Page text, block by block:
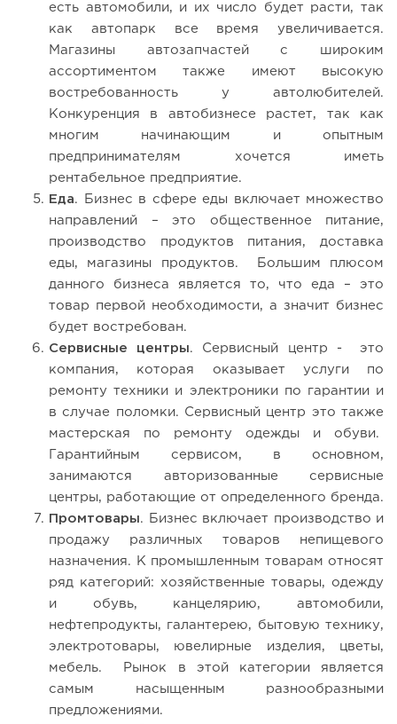
есть автомобили, и их число будет расти, так
как автопарк все время увеличивается.
Магазины автозапчастей с широким
ассортиментом также имеют высокую
востребованность у автолюбителей.
Конкуренция в автобизнесе растет, так как
многим начинающим и опытным
предпринимателям хочется иметь
рентабельное предприятие.
Еда . Бизнес в сфере еды включает множество
направлений – это общественное питание,
производство продуктов питания, доставка
еды, магазины продуктов. Большим плюсом
данного бизнеса является то, что еда – это
товар первой необходимости, а значит бизнес
будет востребован.
Сервисные центры . Сервисный центр - это
компания, которая оказывает услуги по
ремонту техники и электроники по гарантии и
в случае поломки. Сервисный центр это также
мастерская по ремонту одежды и обуви.
Гарантийным сервисом, в основном,
занимаются авторизованные сервисные
центры, работающие от определенного бренда.
Промтовары . Бизнес включает производство и
продажу различных товаров непищевого
назначения. К промышленным товарам относят
ряд категорий: хозяйственные товары, одежду
и обувь, канцелярию, автомобили,
нефтепродукты, галантерею, бытовую технику,
электротовары, ювелирные изделия, цветы,
мебель. Рынок в этой категории является
самым насыщенным разнообразными
предложениями.